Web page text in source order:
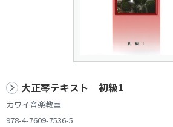
大正琴テキスト 初級1
カワイ音楽教室
978-4-7609-7536-5